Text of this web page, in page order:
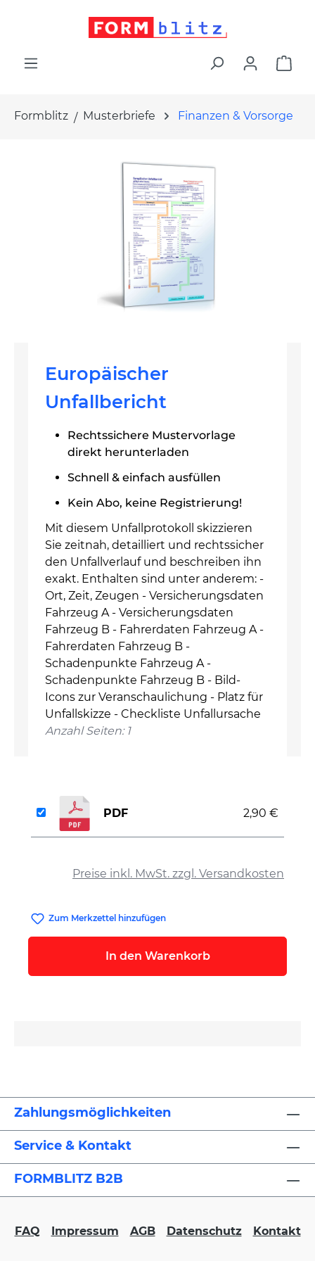
Formblitz Musterbriefe Finanzen & Vorsorge
Europäischer
Unfallbericht
Rechtssichere Mustervorlage
direkt herunterladen
Schnell & einfach ausfüllen
Kein Abo, keine Registrierung!
Mit diesem Unfallprotokoll skizzieren
Sie zeitnah, detailliert und rechtssicher
den Unfallverlauf und beschreiben ihn
exakt. Enthalten sind unter anderem: -
Ort, Zeit, Zeugen - Versicherungsdaten
Fahrzeug A - Versicherungsdaten
Fahrzeug B - Fahrerdaten Fahrzeug A -
Fahrerdaten Fahrzeug B -
Schadenpunkte Fahrzeug A -
Schadenpunkte Fahrzeug B - Bild-
Icons zur Veranschaulichung - Platz für
Unfallskizze - Checkliste Unfallursache
Anzahl Seiten: 1
Preise inkl. MwSt. zzgl. Versandkosten
PDF 2,90 €
Zum Merkzettel hinzufügen
In den Warenkorb
Zahlungsmöglichkeiten
Service & Kontakt
FORMBLITZ B2B
FAQ Impressum AGB Datenschutz Kontakt